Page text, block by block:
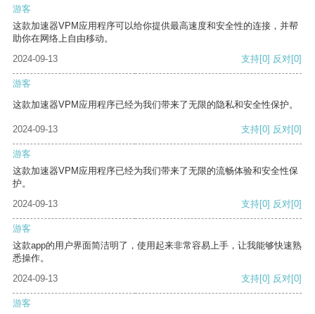
游客
这款加速器VPM应用程序可以给你提供最高速度和安全性的连接，并帮
助你在网络上自由移动。
2024-09-13
支持[0] 反对[0]
游客
这款加速器VPM应用程序已经为我们带来了无限的隐私和安全性保护。
2024-09-13 支持[0] 反对[0]
游客
这款加速器VPM应用程序已经为我们带来了无限的流畅体验和安全性保
护。
2024-09-13
支持[0] 反对[0]
游客
这款app的用户界面简洁明了，使用起来非常容易上手，让我能够快速熟
悉操作。
2024-09-13
支持[0] 反对[0]
游客